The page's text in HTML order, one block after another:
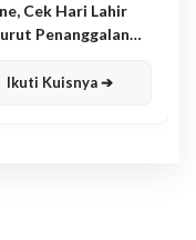
Cek Hari Lahir
Penanggalan
Ikuti Kuisnya ➔